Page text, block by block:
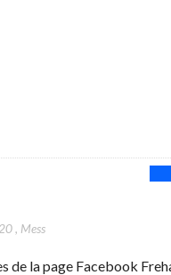
, Mess
de la page Facebook